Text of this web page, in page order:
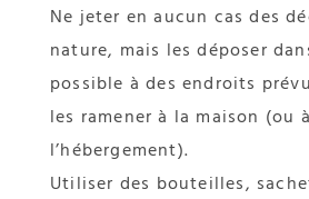
Ne jeter en aucun cas des
nature, mais les déposer
possible à des endroits
les ramener à la maison (ou à
l’hébergement).
Utiliser des bouteilles,